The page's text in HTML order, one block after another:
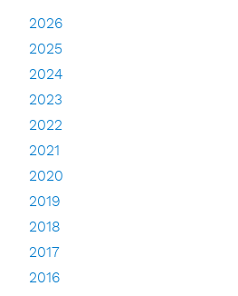
2026
2025
2024
2023
2022
2021
2020
2019
2018
2017
2016